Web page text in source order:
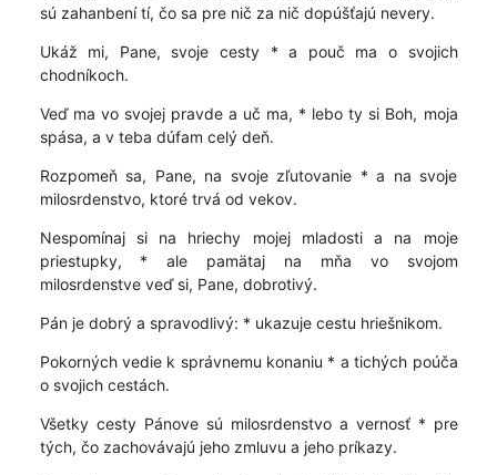
sú zahanbení tí, čo sa pre nič za nič dopúšťajú nevery.
Ukáž mi, Pane, svoje cesty * a pouč ma o svojich
chodníkoch.
Veď ma vo svojej pravde a uč ma, * lebo ty si Boh, moja
spása, a v teba dúfam celý deň.
Rozpomeň sa, Pane, na svoje zľutovanie * a na svoje
milosrdenstvo, ktoré trvá od vekov.
Nespomínaj si na hriechy mojej mladosti a na moje
priestupky, * ale pamätaj na mňa vo svojom
milosrdenstve veď si, Pane, dobrotivý.
Pán je dobrý a spravodlivý: * ukazuje cestu hriešnikom.
Pokorných vedie k správnemu konaniu * a tichých poúča
o svojich cestách.
Všetky cesty Pánove sú milosrdenstvo a vernosť * pre
tých, čo zachovávajú jeho zmluvu a jeho príkazy.